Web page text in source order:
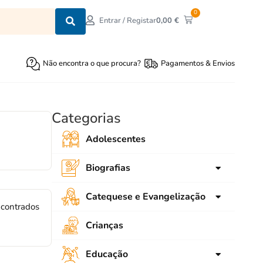
Entrar / Registar0,00€
0
Não encontra o que procura? Pagamentos & Envios
Categorias
Adolescentes
Biografias
para crianças
Adultos
Catequese e Evangelização
Ligações
Emaús
Crianças
Educação